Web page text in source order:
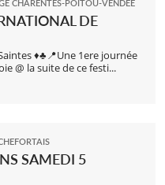
CHARENTES-POITOU-VENDÉE
DE
♦️♣️📍Une 1ere journée
@ la suite de ce festi...
SAMEDI 5